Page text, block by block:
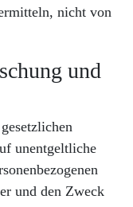
nicht von
und
unentgeltliche
und den Zweck